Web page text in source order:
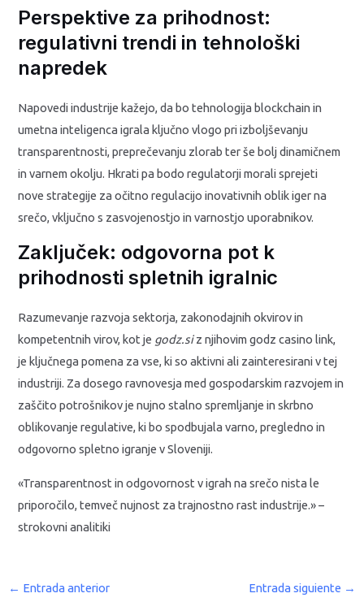
Perspektive za prihodnost:
regulativni trendi in tehnološki
napredek
Napovedi industrije kažejo, da bo tehnologija blockchain in
umetna inteligenca igrala ključno vlogo pri izboljševanju
transparentnosti, preprečevanju zlorab ter še bolj dinamičnem
in varnem okolju. Hkrati pa bodo regulatorji morali sprejeti
nove strategije za očitno regulacijo inovativnih oblik iger na
srečo, vključno s zasvojenostjo in varnostjo uporabnikov.
Zaključek: odgovorna pot k
prihodnosti spletnih igralnic
Razumevanje razvoja sektorja, zakonodajnih okvirov in
kompetentnih virov, kot je godz.siz njihovim godz casino link,
je ključnega pomena za vse, ki so aktivni ali zainteresirani v tej
industriji. Za dosego ravnovesja med gospodarskim razvojem in
zaščito potrošnikov je nujno stalno spremljanje in skrbno
oblikovanje regulative, ki bo spodbujala varno, pregledno in
odgovorno spletno igranje v Sloveniji.
«Transparentnost in odgovornost v igrah na srečo nista le
priporočilo, temveč nujnost za trajnostno rast industrije.» –
strokovni analitiki
← Entrada anterior Entrada siguiente →